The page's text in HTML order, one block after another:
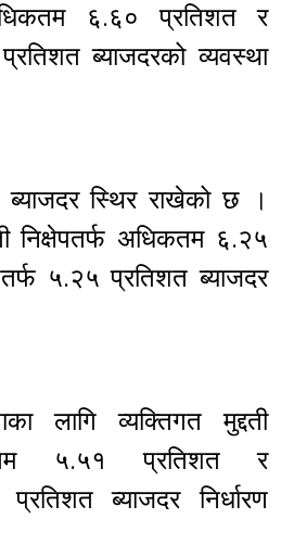
६.६० प्रतिशत र
ब्याजदरको व्यवस्था
स्थिर राखेको छ ।
निक्षेपतर्फ अधिकतम ६.२५
५.२५ प्रतिशत ब्याजदर
लागि व्यक्तिगत मुद्दती
५.५१ प्रतिशत र
ब्याजदर निर्धारण